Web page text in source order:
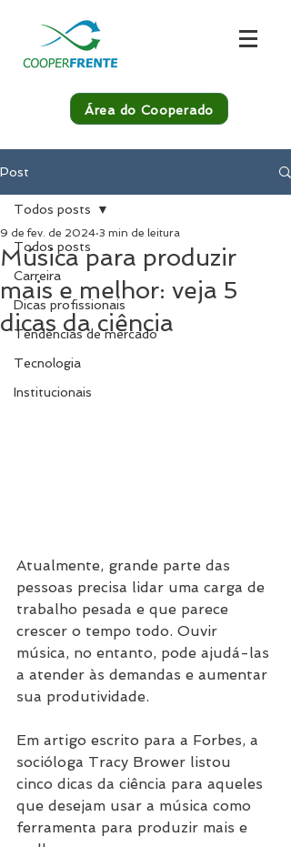
Área do Cooperado
Post
Todos posts
Carreira
Dicas profissionais
Tendências de mercado
Tecnologia
Institucionais
Todos posts
Música para produzir
mais e melhor: veja 5
dicas da ciência
9 de fev. de 2024 3 min de leitura
Atualmente, grande parte das
pessoas precisa lidar uma carga de
trabalho pesada e que parece
crescer o tempo todo. Ouvir
música, no entanto, pode ajudá-las
a atender às demandas e aumentar
sua produtividade.
Em artigo escrito para a Forbes, a
socióloga Tracy Brower listou
cinco dicas da ciência para aqueles
que desejam usar a música como
ferramenta para produzir mais e